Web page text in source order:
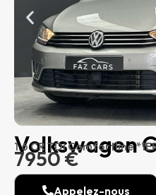
Volkswagen
1.6 CR TDi Comfortline
7950 €
Appelez-nous